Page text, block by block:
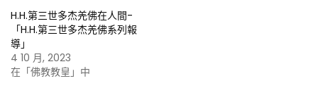
H.H.第三世多杰羌佛在人間-
「H.H.第三世多杰羌佛系列報
導」
4 10 月, 2023
在「佛教教皇」中